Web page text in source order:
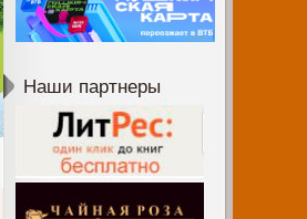
Наши партнеры